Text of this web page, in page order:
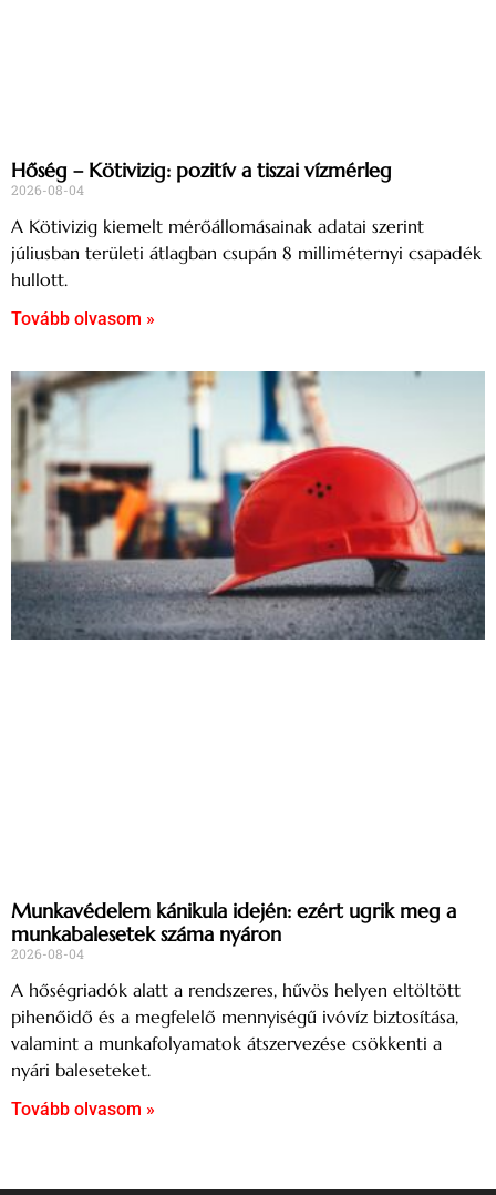
Hőség – Kötivizig: pozitív a tiszai vízmérleg
2026-08-04
A Kötivizig kiemelt mérőállomásainak adatai szerint
júliusban területi átlagban csupán 8 milliméternyi csapadék
hullott.
Tovább olvasom »
Munkavédelem kánikula idején: ezért ugrik meg a
munkabalesetek száma nyáron
2026-08-04
A hőségriadók alatt a rendszeres, hűvös helyen eltöltött
pihenőidő és a megfelelő mennyiségű ivóvíz biztosítása,
valamint a munkafolyamatok átszervezése csökkenti a
nyári baleseteket.
Tovább olvasom »